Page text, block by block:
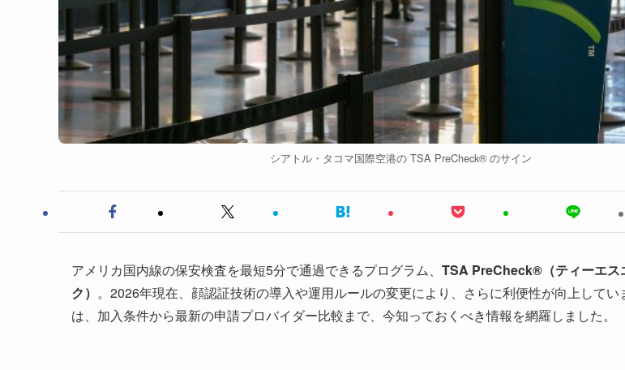
シアトル・タコマ国際空港の TSA PreCheck® のサイン
アメリカ国内線の保安検査を最短5分で通過できるプログラム、 TSA PreCheck®（ティーエス
ク） 。2026年現在、顔認証技術の導入や運用ルールの変更により、さらに利便性が向上してい
は、加入条件から最新の申請プロバイダー比較まで、今知っておくべき情報を網羅しました。